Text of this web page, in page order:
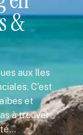
&
aux Iles
C'est
et
à trouver